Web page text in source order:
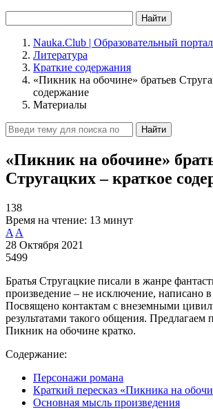
Найти
Nauka.Club | Образовательный портал
Литература
Краткие содержания
«Пикник на обочине» братьев
содержание
Материалы
Найти
«Пикник на обочине»
Стругацких – краткое
138
Время на чтение: 13 минут
A A
28 Октября 2021
5499
Братья Стругацкие писали в жанре
произведение – не исключение, написано в
Посвящено контактам с внеземными
результатами такого общения. Предлагаем
Пикник на обочине кратко.
Содержание:
Персонажи романа
Краткий пересказ «Пикника на
Основная мысль произведения